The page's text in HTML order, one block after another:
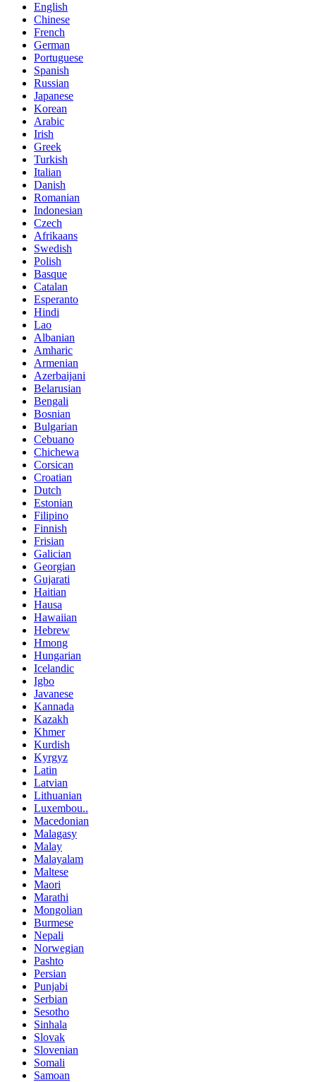
English
Chinese
French
German
Portuguese
Spanish
Russian
Japanese
Korean
Arabic
Irish
Greek
Turkish
Italian
Danish
Romanian
Indonesian
Czech
Afrikaans
Swedish
Polish
Basque
Catalan
Esperanto
Hindi
Lao
Albanian
Amharic
Armenian
Azerbaijani
Belarusian
Bengali
Bosnian
Bulgarian
Cebuano
Chichewa
Corsican
Croatian
Dutch
Estonian
Filipino
Finnish
Frisian
Galician
Georgian
Gujarati
Haitian
Hausa
Hawaiian
Hebrew
Hmong
Hungarian
Icelandic
Igbo
Javanese
Kannada
Kazakh
Khmer
Kurdish
Kyrgyz
Latin
Latvian
Lithuanian
Luxembou..
Macedonian
Malagasy
Malay
Malayalam
Maltese
Maori
Marathi
Mongolian
Burmese
Nepali
Norwegian
Pashto
Persian
Punjabi
Serbian
Sesotho
Sinhala
Slovak
Slovenian
Somali
Samoan